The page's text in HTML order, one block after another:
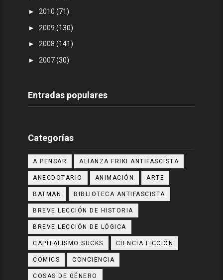
► 2010(71)
► 2009(130)
► 2008(141)
► 2007(30)
Entradas populares
Categorías
A PENSAR ALIANZA FRIKI ANTIFASCISTA
ANECDOTARIO ANIMACIÓN ARTE
BATMAN BIBLIOTECA ANTIFASCISTA
BREVE LECCIÓN DE HISTORIA
BREVE LECCIÓN DE LÓGICA
CAPITALISMO SUCKS CIENCIA FICCIÓN
CÓMICS CONCIENCIA
COSAS DE GÉNERO